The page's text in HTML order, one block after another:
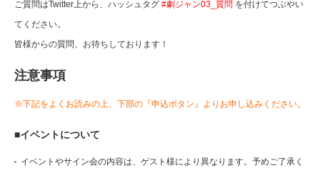
ご質問はTwitter上から、ハッシュタグ #劇ジャン03_質問 を付けてつぶやい
てください。
皆様からの質問、お待ちしております！
注意事項
※下記をよくお読みの上、下部の『申込ボタン』よりお申し込みください。
■イベントについて
イベントやサイン会の内容は、ゲスト様により異なります。予めご了承く